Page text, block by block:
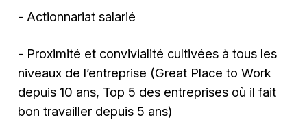
- Actionnariat salarié
- Proximité et convivialité cultivées à tous les
niveaux de l’entreprise (Great Place to Work
depuis 10 ans, Top 5 des entreprises où il fait
bon travailler depuis 5 ans)